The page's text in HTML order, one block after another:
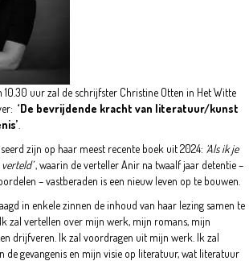
uur zal de schrijfster Christine Otten in Het Witte
‘De bevrijdende kracht van literatuur/kunst
zijn op haar meest recente boek uit 2024: ‘Als ik je
, waarin de verteller Anir na twaalf jaar detentie –
– vastberaden is een nieuw leven op te bouwen.
in enkele zinnen de inhoud van haar lezing samen te
zal vertellen over mijn werk, mijn romans, mijn
drijfveren. Ik zal voordragen uit mijn werk. Ik zal
de gevangenis en mijn visie op literatuur, wat literatuur